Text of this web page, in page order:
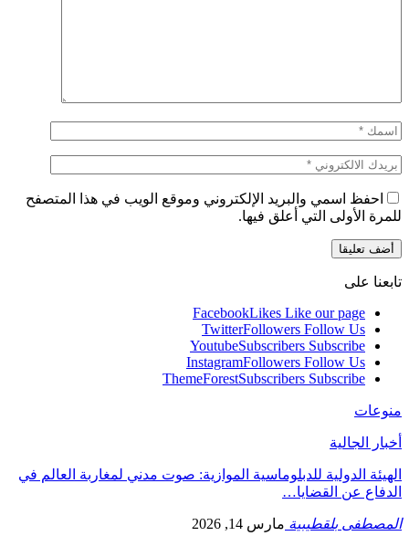
احفظ اسمي والبريد الإلكتروني وموقع الويب في هذا المتصفح
للمرة الأولى التي أعلق فيها.
تابعنا على
FacebookLikes Like our page
TwitterFollowers Follow Us
YoutubeSubscribers Subscribe
InstagramFollowers Follow Us
ThemeForestSubscribers Subscribe
منوعات
أخبار الجالية
الهيئة الدولية للدبلوماسية الموازية: صوت مدني لمغاربة العالم في
الدفاع عن القضايا…
المصطفى بلقطيبية مارس 14, 2026